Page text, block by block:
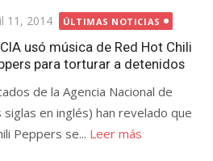
11, 2014 ÚLTIMAS NOTICIAS
usó música de Red Hot Chili
para torturar a detenidos
de la Agencia Nacional de
en inglés) han revelado que
Peppers se... Leer más